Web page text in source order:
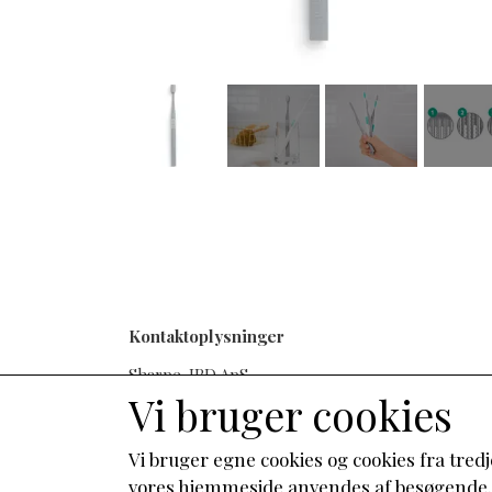
Kontaktoplysninger
Sharpe-IBD ApS
Kildemarksvej 42
4700 Næstved
Telefon: 26882747
CVR: 26136040
Vi bruger cookies
Vi bruger egne cookies og cookies fra
vores hjemmeside anvendes af